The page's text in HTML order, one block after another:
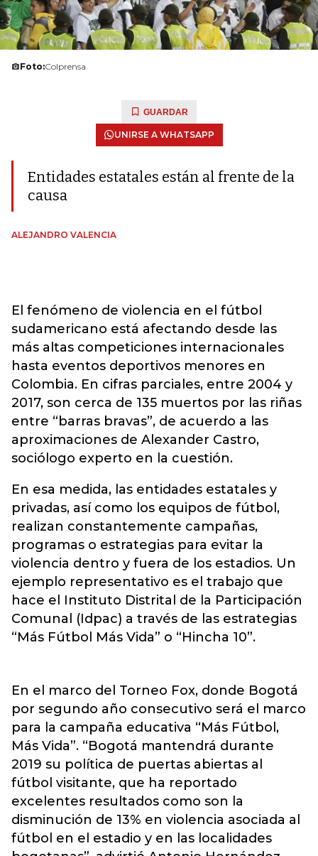
Foto:Colprensa
GUARDAR
UNIRSE A WHATSAPP
Entidades estatales están al frente de la
causa
ALEJANDRO VALENCIA
El fenómeno de violencia en el fútbol
sudamericano está afectando desde las
más altas competiciones internacionales
hasta eventos deportivos menores en
Colombia. En cifras parciales, entre 2004 y
2017, son cerca de 135 muertos por las riñas
entre “barras bravas”, de acuerdo a las
aproximaciones de Alexander Castro,
sociólogo experto en la cuestión.
En esa medida, las entidades estatales y
privadas, así como los equipos de fútbol,
realizan constantemente campañas,
programas o estrategias para evitar la
violencia dentro y fuera de los estadios. Un
ejemplo representativo es el trabajo que
hace el Instituto Distrital de la Participación
Comunal (Idpac) a través de las estrategias
“Más Fútbol Más Vida” o “Hincha 10”.
En el marco del Torneo Fox, donde Bogotá
por segundo año consecutivo será el marco
para la campaña educativa “Más Fútbol,
Más Vida”. “Bogotá mantendrá durante
2019 su política de puertas abiertas al
fútbol visitante, que ha reportado
excelentes resultados como son la
disminución de 13% en violencia asociada al
fútbol en el estadio y en las localidades